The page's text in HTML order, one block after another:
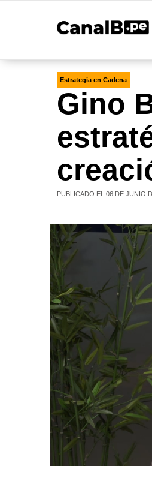
Estrategia en Cadena
Gino
PUBLICADO EL 06 DE JUNIO